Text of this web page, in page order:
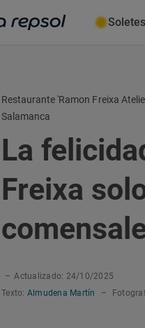
Restaurante 'Ramon Freixa
Salamanca
La
Freixa
– Actualizado: 24/10/2025
Texto: Almudena Martín –